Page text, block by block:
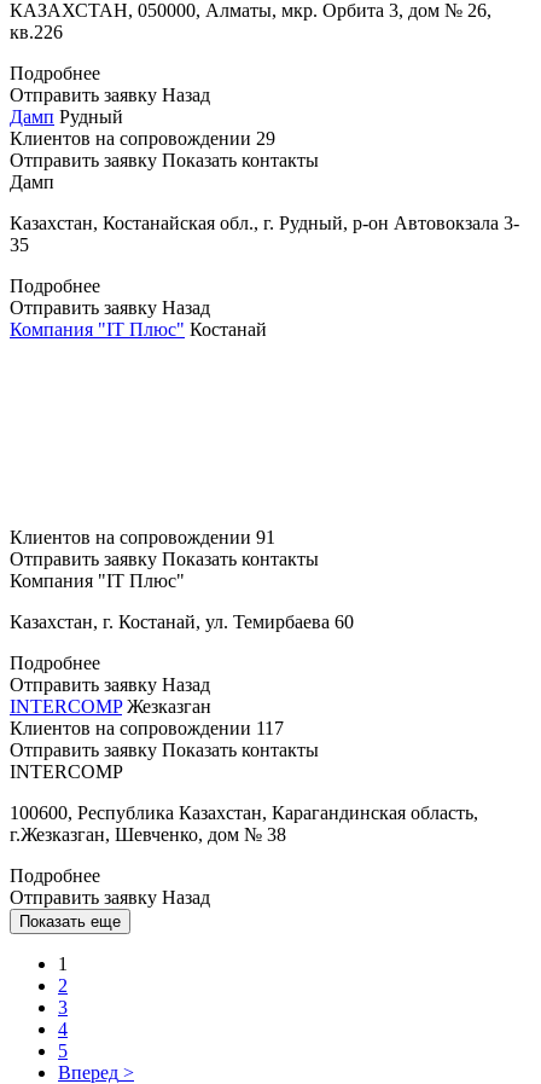
КАЗАХСТАН, 050000, Алматы, мкр. Орбита 3, дом № 26,
кв.226
Подробнее
Отправить заявку Назад
Дамп Рудный
Клиентов на сопровождении 29
Отправить заявку Показать контакты
Дамп
Казахстан, Костанайская обл., г. Рудный, р-он Автовокзала 3-
35
Подробнее
Отправить заявку Назад
Компания "IT Плюс" Костанай
Клиентов на сопровождении 91
Отправить заявку Показать контакты
Компания "IT Плюс"
Казахстан, г. Костанай, ул. Темирбаева 60
Подробнее
Отправить заявку Назад
INTERCOMP Жезказган
Клиентов на сопровождении 117
Отправить заявку Показать контакты
INTERCOMP
100600, Республика Казахстан, Карагандинская область,
г.Жезказган, Шевченко, дом № 38
Подробнее
Отправить заявку Назад
Показать еще
1
2
3
4
5
Вперед >